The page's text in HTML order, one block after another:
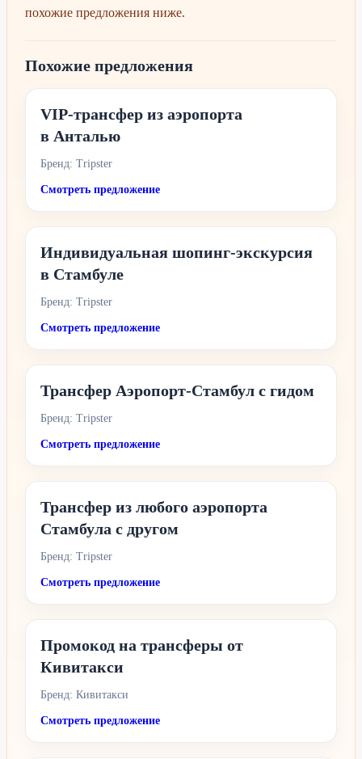
похожие предложения ниже.
Похожие предложения
VIP-трансфер из аэропорта
в Анталью
Бренд: Tripster
Смотреть предложение
Индивидуальная шопинг-экскурсия
в Стамбуле
Бренд: Tripster
Смотреть предложение
Трансфер Аэропорт-Стамбул с гидом
Бренд: Tripster
Смотреть предложение
​​Трансфер из любого аэропорта
Стамбула с другом
Бренд: Tripster
Смотреть предложение
Промокод на трансферы от
Кивитакси
Бренд: Кивитакси
Смотреть предложение